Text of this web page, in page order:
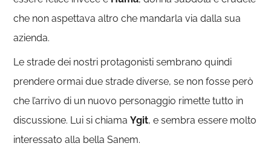
che non aspettava altro che mandarla via dalla sua
azienda.
Le strade dei nostri protagonisti sembrano quindi
prendere ormai due strade diverse, se non fosse però
che l’arrivo di un nuovo personaggio rimette tutto in
discussione. Lui si chiamaYgit, e sembra essere molto
interessato alla bella Sanem.